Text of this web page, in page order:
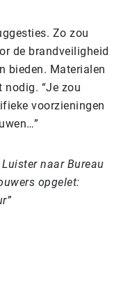
Zo zou
de brandveiligheid
bieden. Materialen
nodig. “Je zou
voorzieningen
naar Bureau
opgelet: